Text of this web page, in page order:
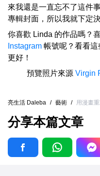
來我還是一直忘不了這件
專輯封面，所以我就下定
你喜歡 Linda 的作品嗎？
Instagram 帳號呢？看看
更好！
預覽照片來源 Virgin
亮生活 Daleba / 藝術 / 用漫畫
分享本篇文章